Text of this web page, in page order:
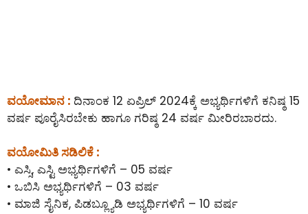
ವಯೋಮಾನ : ದಿನಾಂಕ 12 ಏಪ್ರಿಲ್ 2024ಕ್ಕೆ ಅಭ್ಯರ್ಥಿಗಳಿಗೆ ಕನಿಷ್ಠ 15
ವರ್ಷ ಪೂರೈಸಿರಬೇಕು ಹಾಗೂ ಗರಿಷ್ಠ 24 ವರ್ಷ ಮೀರಿರಬಾರದು.
ವಯೋಮಿತಿ ಸಡಿಲಿಕೆ :
• ಎಸ್ಸಿ, ಎಸ್ಟಿ ಅಭ್ಯರ್ಥಿಗಳಿಗೆ – 05 ವರ್ಷ
• ಒಬಿಸಿ ಅಭ್ಯರ್ಥಿಗಳಿಗೆ – 03 ವರ್ಷ
• ಮಾಜಿ ಸೈನಿಕ, ಪಿಡಬ್ಲ್ಯೂಡಿ ಅಭ್ಯರ್ಥಿಗಳಿಗೆ – 10 ವರ್ಷ